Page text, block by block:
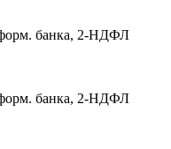
форм. банка, 2-НДФЛ
форм. банка, 2-НДФЛ